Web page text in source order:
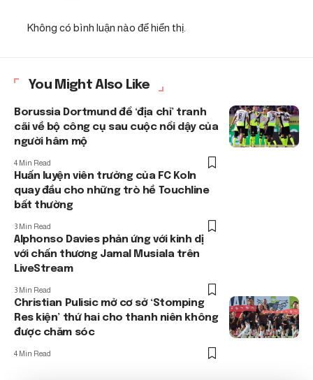
Không có bình luận nào để hiển thị.
You Might Also Like
Borussia Dortmund để ‘địa chỉ’ tranh
cãi về bộ công cụ sau cuộc nổi dậy của
người hâm mộ
4 Min Read
Huấn luyện viên trưởng của FC Koln
quay đầu cho những trò hề Touchline
bất thường
3 Min Read
Alphonso Davies phản ứng với kinh dị
với chấn thương Jamal Musiala trên
LiveStream
3 Min Read
Christian Pulisic mở cơ sở ‘Stomping
Res kiện’ thứ hai cho thanh niên không
được chăm sóc
4 Min Read